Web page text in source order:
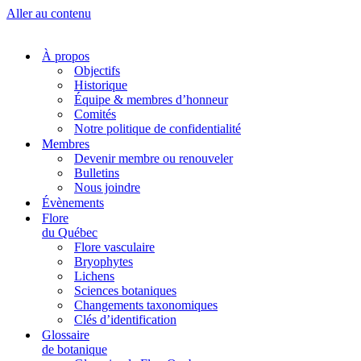
Aller au contenu
À propos
Objectifs
Historique
Équipe & membres d’honneur
Comités
Notre politique de confidentialité
Membres
Devenir membre ou renouveler
Bulletins
Nous joindre
Évènements
Flore
du Québec
Flore vasculaire
Bryophytes
Lichens
Sciences botaniques
Changements taxonomiques
Clés d’identification
Glossaire
de botanique